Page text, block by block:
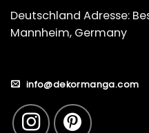
Deutschland Adresse:
Mannheim, Germany
info@dekormanga.com